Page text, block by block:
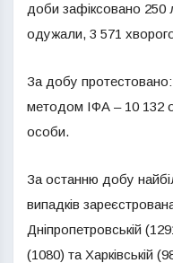
доби зафіксовано 250
одужали, 3 571 хворого
За добу
методом ІФА – 10 132
особи.
За останню добу
випадків
Дніпропетровській
(1080) та Харківській